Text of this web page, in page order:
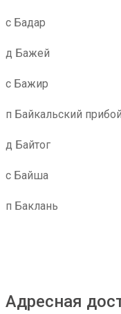
с Бадар
д Бажей
с Бажир
п Байкальский прибой
д Байтог
с Байша
п Баклань
Адресная